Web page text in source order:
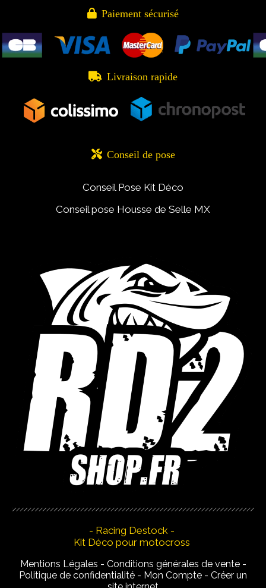
 Paiement sécurisé
 Livraison rapide
 Conseil de pose
Conseil Pose Kit Déco
Conseil pose Housse de Selle MX
- Racing Destock -
Kit Déco pour motocross
Mentions Légales
Conditions générales de vente
Politique de confidentialité
Mon Compte
Créer un